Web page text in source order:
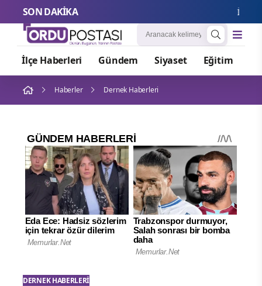
SON DAKİKA
İlçe Haberleri Gündem Siyaset Eğitim
Haberler Dernek Haberleri
DERNEK HABERLERI